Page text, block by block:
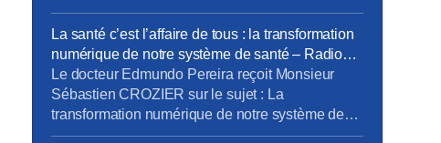
QVCT, IA, SFR. Pour la consulter : revue de
presse de juin. Pour vous abonner gratuitement :
s’abonner Vous pouvez lire les articles au fil de
leur publication en rubrique Revue de presse,
mais aussi en nous […]
La santé c’est l’affaire de tous : la transformation
numérique de notre système de santé – Radio
Phare
Le docteur Edmundo Pereira reçoit Monsieur
Sébastien CROZIER sur le sujet : La
transformation numérique de notre système de
santé. Ecouter l’interview. Ecouter sur Radio